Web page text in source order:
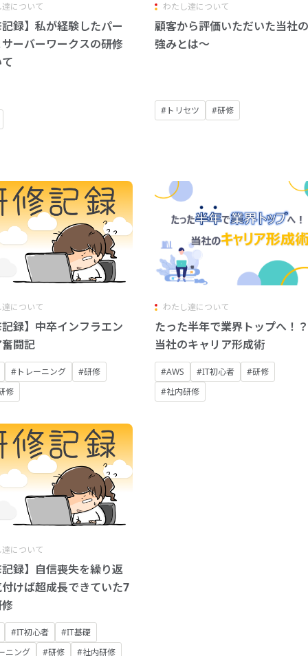
について
録】私が経験したパー
ーバーワークスの研修
わたし達について
顧客から評価いただいた当社
強みとは～
#トリセツ #研修
について
録】中卒インフラエン
闘記
#トレーニング
#研修
修
わたし達について
たった半年で業界トップへ！
当社のキャリア形成術
#AWS #IT初心者
#研修
#社内研修
について
録】自信喪失を繰り返
けば超成長できていた7
#IT初心者
#IT基礎
ニング
#研修 #社内研修